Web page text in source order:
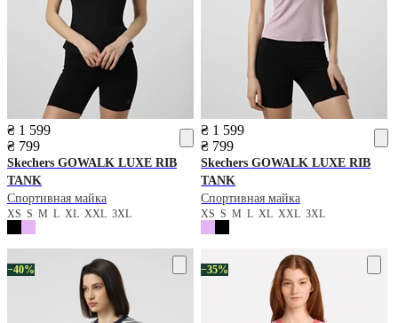
₴ 1 599
₴ 799
Skechers GOWALK LUXE RIB
TANK
Спортивная майка
XS S M L XL XXL 3XL
₴ 1 599
₴ 799
Skechers GOWALK LUXE RIB
TANK
Спортивная майка
XSSMLXLXXL3XL
−40% −35%